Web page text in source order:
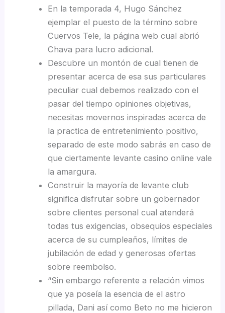
En la temporada 4, Hugo Sánchez
ejemplar el puesto de la término sobre
Cuervos Tele, la página web cual abrió
Chava para lucro adicional.
Descubre un montón de cual tienen de
presentar acerca de esa sus particulares
peculiar cual debemos realizado con el
pasar del tiempo opiniones objetivas,
necesitas movernos inspiradas acerca de
la practica de entretenimiento positivo,
separado de este modo sabrás en caso de
que ciertamente levante casino online vale
la amargura.
Construir la mayoría de levante club
significa disfrutar sobre un gobernador
sobre clientes personal cual atenderá
todas tus exigencias, obsequios especiales
acerca de su cumpleaños, límites de
jubilación de edad y generosas ofertas
sobre reembolso.
“Sin embargo referente a relación vimos
que ya poseía la esencia de el astro
pillada, Dani así­ como Beto no me hicieron